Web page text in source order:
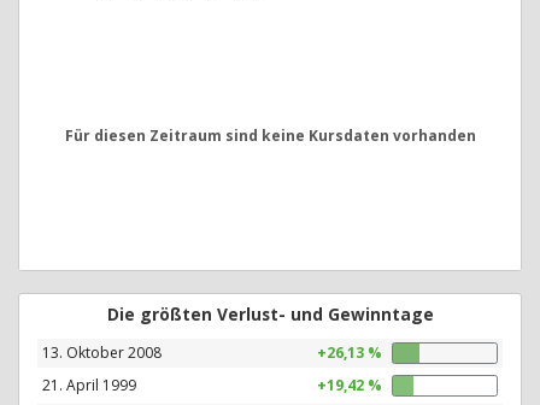
Für diesen Zeitraum sind keine Kursdaten vorhanden
Die größten Verlust- und Gewinntage
13. Oktober 2008
+26,13 %
21. April 1999
+19,42 %